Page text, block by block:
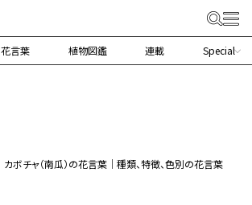
花言葉 植物図鑑 連載 Special
カボチャ（南瓜）の花言葉｜種類、特徴、色別の花言葉